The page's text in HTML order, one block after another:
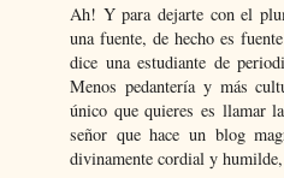
Ah! Y para dejarte con el
una fuente, de hecho es
dice una estudiante de
Menos pedantería y más
único que quieres es llamar
señor que hace un blog
divinamente cordial y